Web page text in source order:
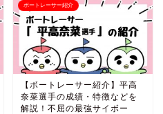
ボートレーサー紹介
【ボートレーサー紹介】平高
奈菜選手の成績・特徴などを
解説！不屈の最強サイボー